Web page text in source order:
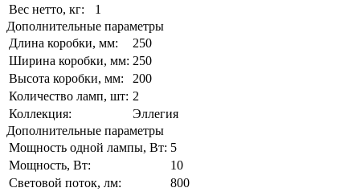
Вес нетто, кг:
1
Дополнительные параметры
Длина коробки, мм:
250
Ширина коробки, мм: 250
Высота коробки, мм:
200
Количество ламп, шт: 2
Коллекция:
Эллегия
Дополнительные параметры
Мощность одной лампы, Вт: 5
Мощность, Вт:
10
Световой поток, лм:
800